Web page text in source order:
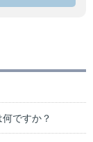
ですか？